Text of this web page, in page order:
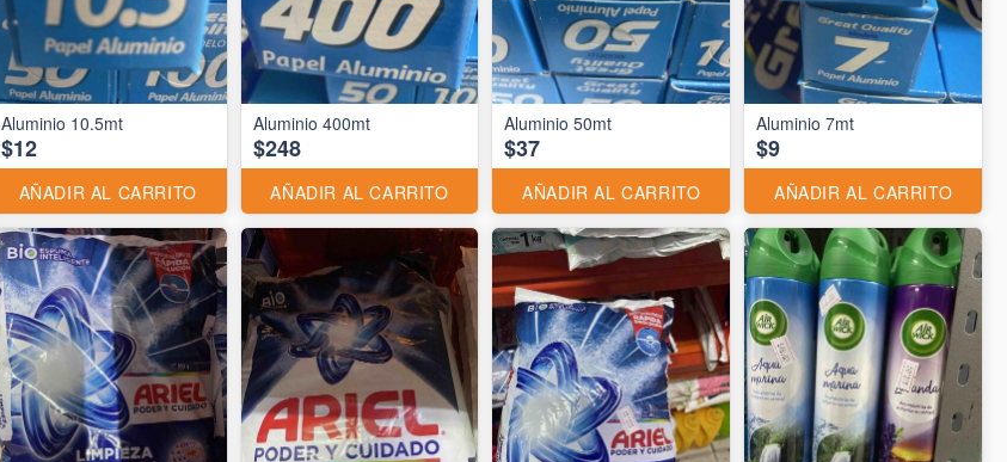
Aluminio 10.5mt
$12
AÑADIR AL CARRITO
Aluminio 400mt
$248
AÑADIR AL CARRITO
Aluminio 50mt
$37
AÑADIR AL CARRITO
Aluminio 7mt
$9
AÑADIR AL CARRITO